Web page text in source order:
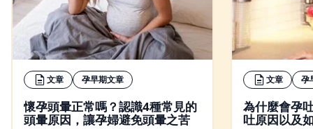
文章 孕早期文章
懷孕頭暈正常嗎？認識4種常見的
頭暈原因，讓孕婦避免頭暈之苦
文章 孕
為什麼會孕
吐原因以及